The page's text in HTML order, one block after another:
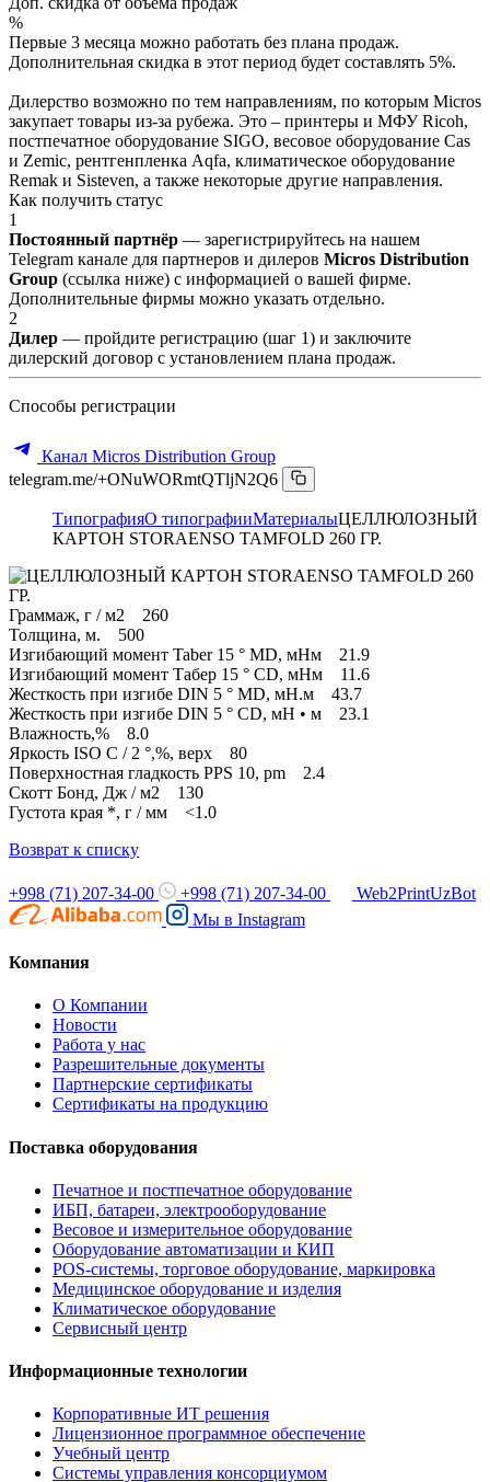
%
Первые 3 месяца можно работать без плана продаж.
Дополнительная скидка в этот период будет составлять 5%.
Дилерство возможно по тем направлениям, по которым Micros
закупает товары из-за рубежа. Это – принтеры и МФУ Ricoh,
постпечатное оборудование SIGO, весовое оборудование Cas
и Zemic, рентгенпленка Aqfa, климатическое оборудование
Remak и Sisteven, а также некоторые другие направления.
Как получить статус
1
Постоянный партнёр — зарегистрируйтесь на нашем
Telegram канале для партнеров и дилеров Micros Distribution
Group (ссылка ниже) с информацией о вашей фирме.
Дополнительные фирмы можно указать отдельно.
2
Дилер — пройдите регистрацию (шаг 1) и заключите
дилерский договор с установлением плана продаж.
Способы регистрации
Канал Micros Distribution Group
telegram.me/+ONuWORmtQTljN2Q6
ТипографияО типографииМатериалыЦЕЛЛЮЛОЗНЫЙ
КАРТОН STORAENSO TAMFOLD 260 ГР.
Граммаж, г / м2 260
Толщина, м. 500
Изгибающий момент Taber 15 ° MD, мНм 21.9
Изгибающий момент Табер 15 ° CD, мНм 11.6
Жесткость при изгибе DIN 5 ° MD, мН.м 43.7
Жесткость при изгибе DIN 5 ° CD, мН • м 23.1
Влажность,% 8.0
Яркость ISO C / 2 °,%, верх 80
Поверхностная гладкость PPS 10, pm 2.4
Скотт Бонд, Дж / м2 130
Густота края *, г / мм <1.0
Возврат к списку
+998 (71) 207-34-00 +998 (71) 207-34-00
Web2PrintUzBot
Мы в Instagram
Компания
О Компании
Новости
Работа у нас
Разрешительные документы
Партнерские сертификаты
Сертификаты на продукцию
Поставка оборудования
Печатное и постпечатное оборудование
ИБП, батареи, электрооборудование
Весовое и измерительное оборудование
Оборудование автоматизации и КИП
POS-системы, торговое оборудование, маркировка
Медицинское оборудование и изделия
Климатическое оборудование
Сервисный центр
Информационные технологии
Корпоративные ИТ решения
Лицензионное программное обеспечение
Учебный центр
Системы управления консорциумом